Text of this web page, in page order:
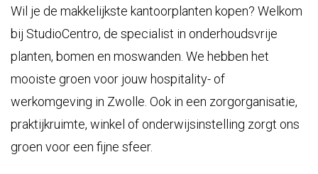
Wil je de makkelijkste kantoorplanten kopen? Welkom
bij StudioCentro, de specialist in onderhoudsvrije
planten, bomen en moswanden. We hebben het
mooiste groen voor jouw hospitality- of
werkomgeving in Zwolle. Ook in een zorgorganisatie,
praktijkruimte, winkel of onderwijsinstelling zorgt ons
groen voor een fijne sfeer.